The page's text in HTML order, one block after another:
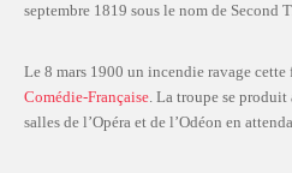
septembre 1819 sous le nom de Second
Le 8 mars 1900 un incendie ravage cette
Comédie-Française. La troupe se
salles de l’Opéra et de l’Odéon en